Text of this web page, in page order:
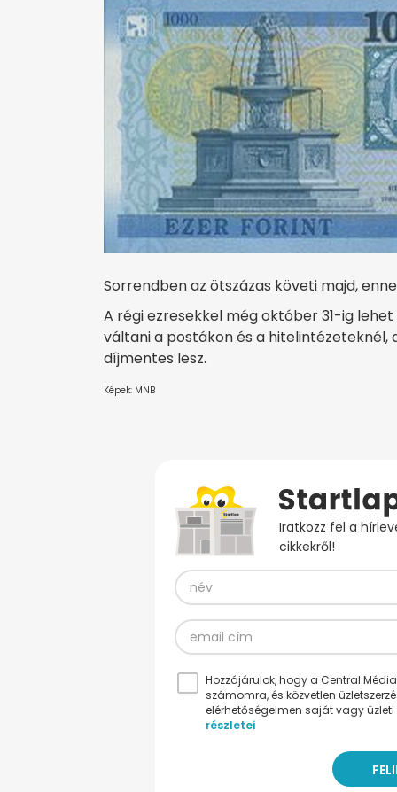
Sorrendben az ötszázas követi majd,
A régi ezresekkel még október 31-ig
váltani a postákon és a hitelintézeteknél,
díjmentes lesz.
Képek: MNB
Iratkozz fel a
cikkekről!
Hozzájárulok, hogy a Central
számomra, és közvetlen
elérhetőségeimen saját vagy
részletei